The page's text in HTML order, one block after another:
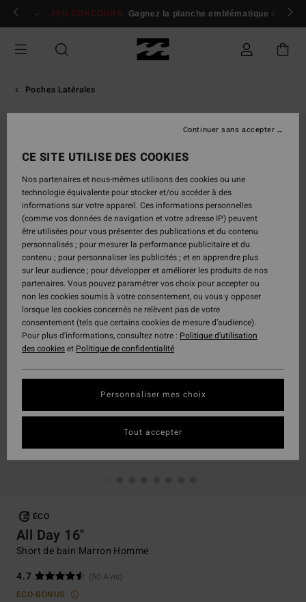
Passer
Se connecter / s'inscrire
JEU CONCOURS Gagnez la planche emblématique d'Andy
Poches Latérales
ÉCO
All Day 16"
Short de bain Marron Homme
4.7
(50 Avis)
ECO-BONUS
CE SITE UTILISE DES COOKIES
Nos partenaires et nous-mêmes utilisons des cookies ou une
technologie équivalente pour stocker et/ou accéder à des
informations sur votre appareil. Ces informations personnelles
(comme vos données de navigation et votre adresse IP) peuvent
être utilisées pour vous présenter des publications et du contenu
personnalisés ; pour mesurer la performance publicitaire et du
contenu ; pour personnaliser les publicités ; et en apprendre plus
sur leur audience ; pour développer et améliorer les produits de nos
partenaires. Vous pouvez paramétrer vos choix pour accepter ou
non les cookies soumis à votre consentement, ou vous y opposer
lorsque les cookies concernés ne relèvent pas de votre
consentement (tels que certains cookies de mesure d’audience).
Pour plus d'informations, consultez notre : Politique d'utilisation
des cookieset Politique de confidentialité
Personnaliser mes choix
Continuer sans accepter
Tout accepter